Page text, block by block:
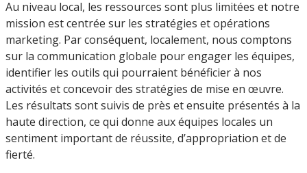
Au niveau local, les ressources sont plus limitées et notre
mission est centrée sur les stratégies et opérations
marketing. Par conséquent, localement, nous comptons
sur la communication globale pour engager les équipes,
identifier les outils qui pourraient bénéficier à nos
activités et concevoir des stratégies de mise en œuvre.
Les résultats sont suivis de près et ensuite présentés à la
haute direction, ce qui donne aux équipes locales un
sentiment important de réussite, d’appropriation et de
fierté.